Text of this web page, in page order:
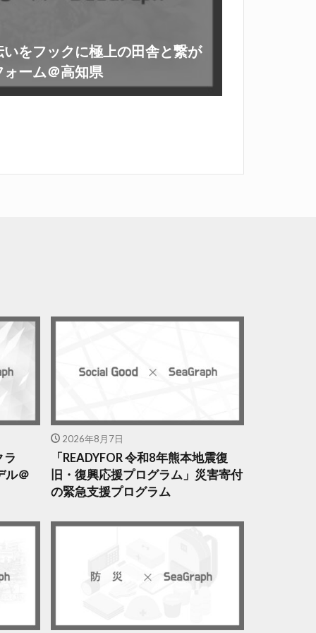
をフックに極上の田舎と繋が
ーム＠高知県
ラ
ル＠
2026年8月7日
「READYFOR 令和8年熊本地震復
旧・復興応援プログラム」災害寄付
の緊急支援プログラム